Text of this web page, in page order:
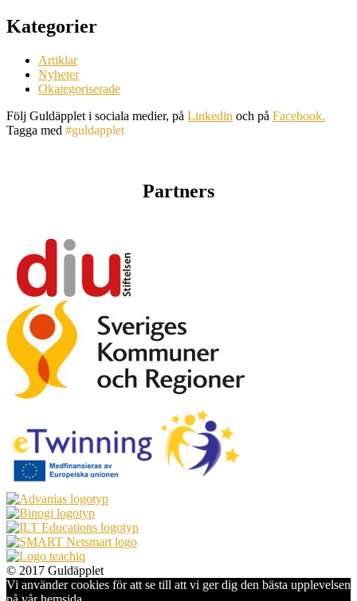
Kategorier
Artiklar
Nyheter
Okategoriserade
Följ Guldäpplet i sociala medier, på Linkedin och på Facebook.
Tagga med #guldapplet
Partners
© 2017 Guldäpplet
Vi använder cookies för att se till att vi ger dig den bästa upplevelsen